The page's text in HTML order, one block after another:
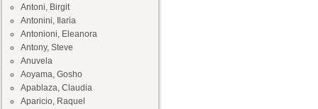
Antoni, Birgit
Antonini, Ilaria
Antonioni, Eleanora
Antony, Steve
Anuvela
Aoyama, Gosho
Apablaza, Claudia
Aparicio, Raquel